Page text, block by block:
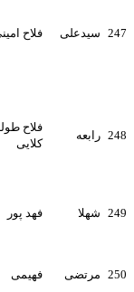
فلاح امینی 2733
فلاح طوله
کلایی
5079
فهد پور 2591
فهیمی 1632